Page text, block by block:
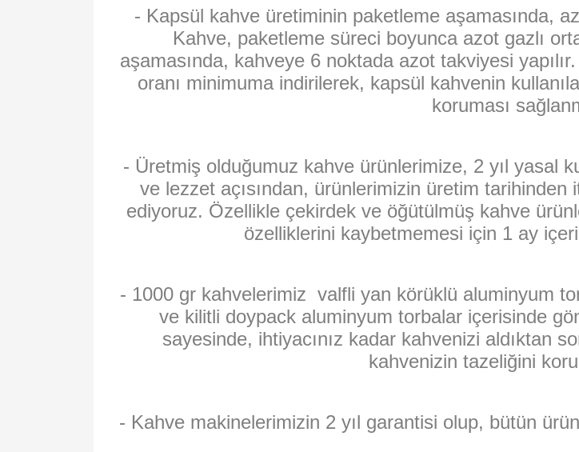
- Kapsül kahve üretiminin paketleme aşamasında,
Kahve, paketleme süreci boyunca azot gazlı
aşamasında, kahveye 6 noktada azot takviyesi
oranı minimuma indirilerek, kapsül kahvenin
koruması
- Üretmiş olduğumuz kahve ürünlerimize, 2 yıl yasal
ve lezzet açısından, ürünlerimizin üretim
ediyoruz. Özellikle çekirdek ve öğütülmüş kahve
özelliklerini kaybetmemesi için 1 ay
- 1000 gr kahvelerimiz valfli yan körüklü aluminyum
ve kilitli doypack aluminyum torbalar içerisinde
sayesinde, ihtiyacınız kadar kahvenizi aldıktan
kahvenizin tazeliğini
- Kahve makinelerimizin 2 yıl garantisi olup, bütün